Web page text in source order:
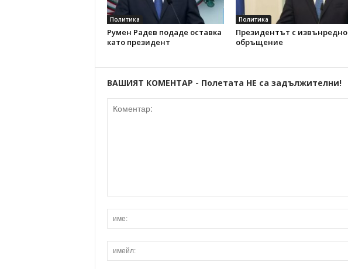
Политика
Румен Радев подаде оставка
като президент
Политика
Президентът с извънредно
обръщение
ВАШИЯТ КОМЕНТАР - Полетата НЕ са задължителни!